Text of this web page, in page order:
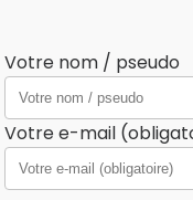
Votre nom / pseudo
Votre e-mail